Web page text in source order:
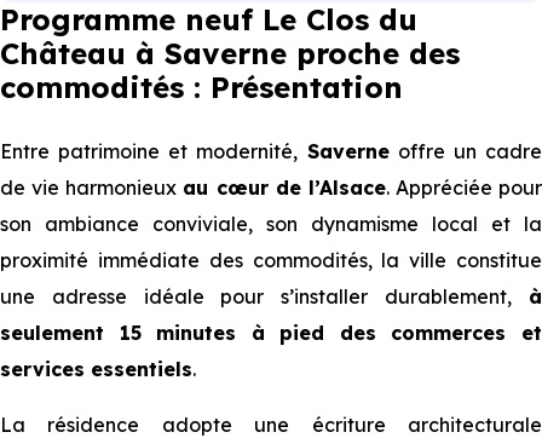
Programme neuf Le Clos du
Château à Saverne proche des
commodités : Présentation
Entre patrimoine et modernité, Saverneoffre un cadre
de vie harmonieux au cœur de l’Alsace. Appréciée pour
son ambiance conviviale, son dynamisme local et la
proximité immédiate des commodités, la ville constitue
une adresse idéale pour s’installer durablement, à
seulement 15 minutes à pied des commerces et
services essentiels.
La résidence adopte une écriture architecturale